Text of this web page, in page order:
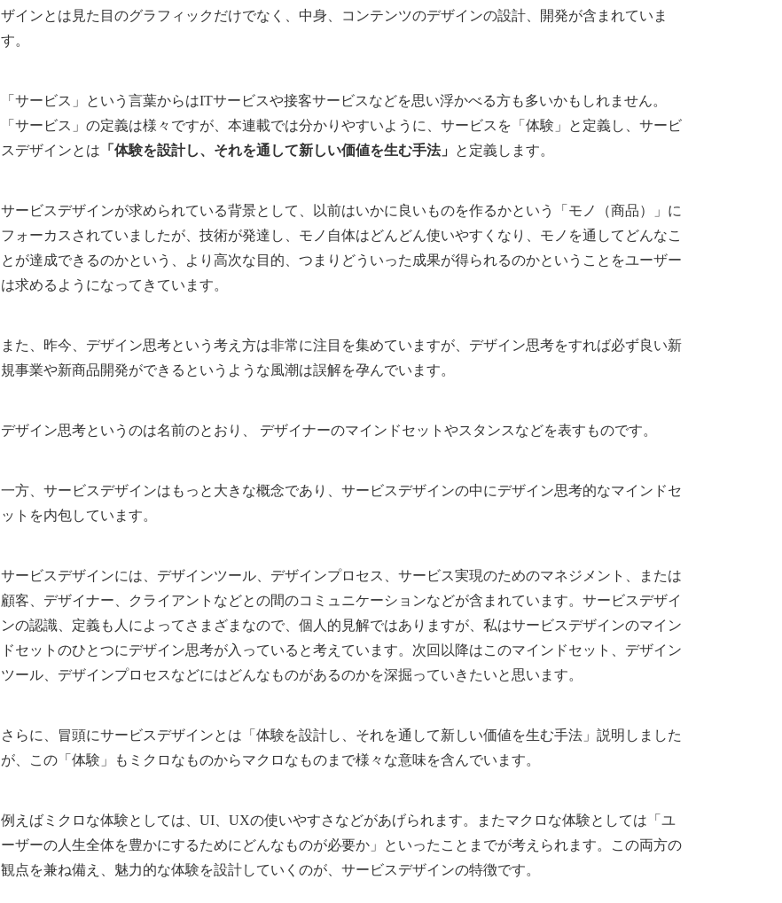
ザインとは見た目のグラフィックだけでなく、中身、コンテンツのデザインの設計、開発が含まれていま
す。
「サービス」という言葉からはITサービスや接客サービスなどを思い浮かべる方も多いかもしれません。
「サービス」の定義は様々ですが、本連載では分かりやすいように、サービスを「体験」と定義し、サービ
スデザインとは 「体験を設計し、それを通して新しい価値を生む手法」 と定義します。
サービスデザインが求められている背景として、以前はいかに良いものを作るかという「モノ（商品）」に
フォーカスされていましたが、技術が発達し、モノ自体はどんどん使いやすくなり、モノを通してどんなこ
とが達成できるのかという、より高次な目的、つまりどういった成果が得られるのかということをユーザー
は求めるようになってきています。
また、昨今、デザイン思考という考え方は非常に注目を集めていますが、デザイン思考をすれば必ず良い新
規事業や新商品開発ができるというような風潮は誤解を孕んでいます。
デザイン思考というのは名前のとおり、 デザイナーのマインドセットやスタンスなどを表すものです。
一方、サービスデザインはもっと大きな概念であり、サービスデザインの中にデザイン思考的なマインドセ
ットを内包しています。
サービスデザインには、デザインツール、デザインプロセス、サービス実現のためのマネジメント、または
顧客、デザイナー、クライアントなどとの間のコミュニケーションなどが含まれています。サービスデザイ
ンの認識、定義も人によってさまざまなので、個人的見解ではありますが、私はサービスデザインのマイン
ドセットのひとつにデザイン思考が入っていると考えています。次回以降はこのマインドセット、デザイン
ツール、デザインプロセスなどにはどんなものがあるのかを深掘っていきたいと思います。
さらに、冒頭にサービスデザインとは「体験を設計し、それを通して新しい価値を生む手法」説明しました
が、この「体験」もミクロなものからマクロなものまで様々な意味を含んでいます。
例えばミクロな体験としては、UI、UXの使いやすさなどがあげられます。またマクロな体験としては「ユ
ーザーの人生全体を豊かにするためにどんなものが必要か」といったことまでが考えられます。この両方の
観点を兼ね備え、魅力的な体験を設計していくのが、サービスデザインの特徴です。